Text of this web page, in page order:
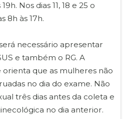
Nos dias 11, 18 e 25 o
8h às 17h.
necessário apresentar
e também o RG. A
que as mulheres não
no dia do exame. Não
três dias antes da coleta e
no dia anterior.